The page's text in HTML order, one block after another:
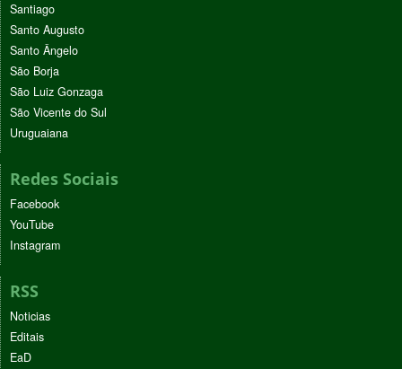
Santiago
Santo Augusto
Santo Ângelo
São Borja
São Luiz Gonzaga
São Vicente do Sul
Uruguaiana
Redes Sociais
Facebook
YouTube
Instagram
RSS
Noticias
Editais
EaD